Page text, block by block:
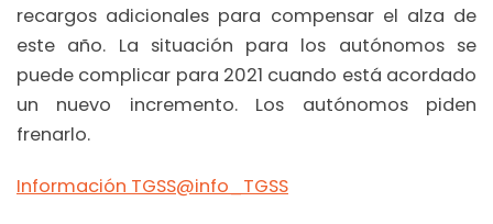
recargos adicionales para compensar el alza de
este año. La situación para los autónomos se
puede complicar para 2021 cuando está acordado
un nuevo incremento. Los autónomos piden
frenarlo.
Información TGSS@info_TGSS